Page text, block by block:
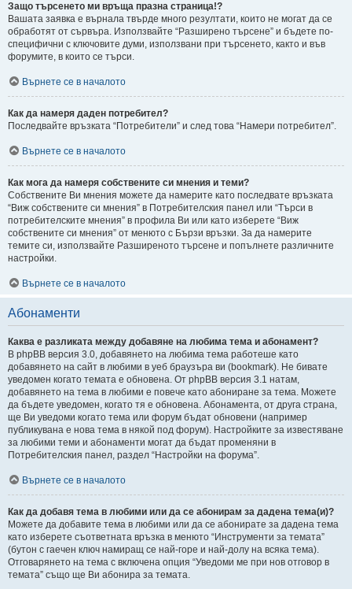
Защо търсенето ми връща празна страница!?
Вашата заявка е върнала твърде много резултати, които не могат да се
обработят от сървъра. Използвайте “Разширено търсене” и бъдете по-
специфични с ключовите думи, използвани при търсенето, както и във
форумите, в които се търси.
Върнете се в началото
Как да намеря даден потребител?
Последвайте връзката “Потребители” и след това “Намери потребител”.
Върнете се в началото
Как мога да намеря собствените си мнения и теми?
Собствените Ви мнения можете да намерите като последвате връзката
“Виж собствените си мнения” в Потребителския панел или “Търси в
потребителските мнения” в профила Ви или като изберете “Виж
собствените си мнения” от менюто с Бързи връзки. За да намерите
темите си, използвайте Разширеното търсене и попълнете различните
настройки.
Върнете се в началото
Абонаменти
Каква е разликата между добавяне на любима тема и абонамент?
В phpBB версия 3.0, добавянето на любима тема работеше като
добавянето на сайт в любими в уеб браузъра ви (bookmark). Не бивате
уведомен когато темата е обновена. От phpBB версия 3.1 натам,
добавянето на тема в любими е повече като абониране за тема. Можете
да бъдете уведомен, когато тя е обновена. Абонамента, от друга страна,
ще Ви уведоми когато тема или форум бъдат обновени (например
публикувана е нова тема в някой под форум). Настройките за известяване
за любими теми и абонаменти могат да бъдат променяни в
Потребителския панел, раздел “Настройки на форума”.
Върнете се в началото
Как да добавя тема в любими или да се абонирам за дадена тема(и)?
Можете да добавите тема в любими или да се абонирате за дадена тема
като изберете съответната връзка в менюто “Инструменти за темата”
(бутон с гаечен ключ намиращ се най-горе и най-долу на всяка тема).
Отговарянето на тема с включена опция “Уведоми ме при нов отговор в
темата” също ще Ви абонира за темата.